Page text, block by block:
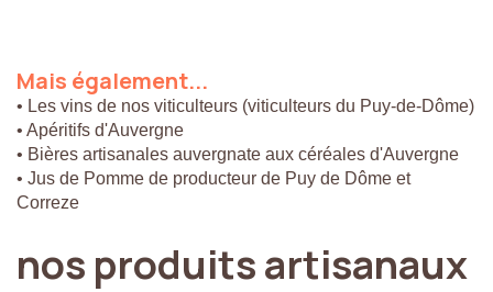
Mais également...
• Les vins de nos viticulteurs (viticulteurs du Puy-de-Dôme)
• Apéritifs d'Auvergne
• Bières artisanales auvergnate aux céréales d'Auvergne
• Jus de Pomme de producteur de Puy de Dôme et
Correze
nos produitsartisanaux